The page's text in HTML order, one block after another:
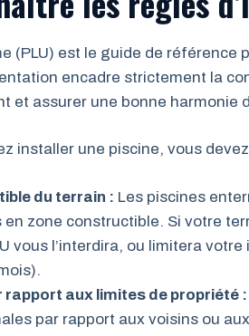
(PLU) est le guide de référence
encadre strictement la
et assurer une bonne harmonie
installer une piscine, vous
du terrain : Les piscines
zone constructible. Si votre
vous l’interdira, ou limitera
rapport aux limites de propriété :
par rapport aux voisins ou